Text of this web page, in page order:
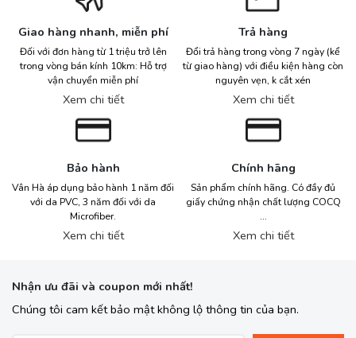
Giao hàng nhanh, miễn phí
Đối với đơn hàng từ 1 triệu trở lên
trong vòng bán kính 10km: Hỗ trợ
vận chuyển miễn phí
Xem chi tiết
Trả hàng
Đổi trả hàng trong vòng 7 ngày (kể
từ giao hàng) với điều kiện hàng còn
nguyên vẹn, k cắt xén
Xem chi tiết
Bảo hành
Vân Hà áp dụng bảo hành 1 năm đối
với da PVC, 3 năm đối với da
Microfiber.
Xem chi tiết
Chính hãng
Sản phẩm chính hãng. Có đầy đủ
giấy chứng nhận chất lượng COCQ
...
Xem chi tiết
Nhận ưu đãi và coupon mới nhất!
Chúng tôi cam kết bảo mật không lộ thông tin của bạn.